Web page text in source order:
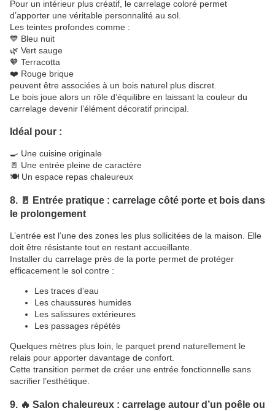
Pour un intérieur plus créatif, le carrelage coloré permet
d’apporter une véritable personnalité au sol.
Les teintes profondes comme :
💙 Bleu nuit
🌿 Vert sauge
🧡 Terracotta
❤️ Rouge brique
peuvent être associées à un bois naturel plus discret.
Le bois joue alors un rôle d’équilibre en laissant la couleur du
carrelage devenir l’élément décoratif principal.
Idéal pour :
🍳 Une cuisine originale
🚪 Une entrée pleine de caractère
🍽️ Un espace repas chaleureux
8. 🚪 Entrée pratique : carrelage côté porte et bois dans
le prolongement
L’entrée est l’une des zones les plus sollicitées de la maison. Elle
doit être résistante tout en restant accueillante.
Installer du carrelage près de la porte permet de protéger
efficacement le sol contre :
Les traces d’eau
Les chaussures humides
Les salissures extérieures
Les passages répétés
Quelques mètres plus loin, le parquet prend naturellement le
relais pour apporter davantage de confort.
Cette transition permet de créer une entrée fonctionnelle sans
sacrifier l’esthétique.
9. 🔥 Salon chaleureux : carrelage autour d’un poêle ou